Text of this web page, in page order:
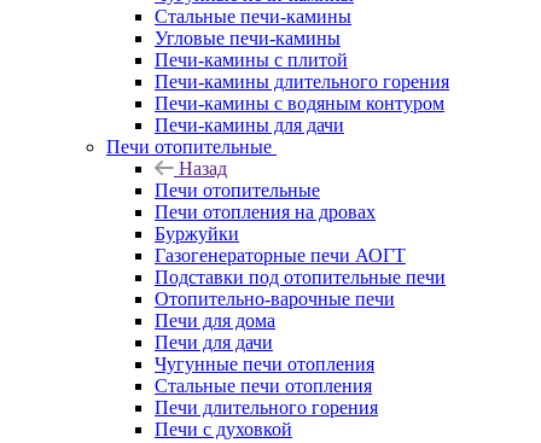
Стальные печи-камины
Угловые печи-камины
Печи-камины с плитой
Печи-камины длительного горения
Печи-камины с водяным контуром
Печи-камины для дачи
Печи отопительные
Назад
Печи отопительные
Печи отопления на дровах
Буржуйки
Газогенераторные печи АОГТ
Подставки под отопительные печи
Отопительно-варочные печи
Печи для дома
Печи для дачи
Чугунные печи отопления
Стальные печи отопления
Печи длительного горения
Печи с духовкой